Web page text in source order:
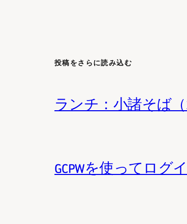
投稿をさらに読み込む
ランチ：小諸そば（
GCPWを使ってログ